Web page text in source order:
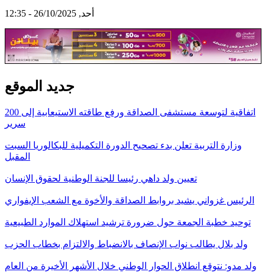
أحد, 26/10/2025 - 12:35
جديد الموقع
اتفاقية لتوسعة مستشفى الصداقة ورفع طاقته الاستيعابية إلى 200
سرير
وزارة التربية تعلن بدء تصحيح الدورة التكميلية للبكالوريا السبت
المقبل
تعيين ولد داهي رئيسا للجنة الوطنية لحقوق الإنسان
الرئيس غزواني يشيد بروابط الصداقة والأخوة مع الشعب الإيفواري
توحيد خطبة الجمعة حول ضرورة ترشيد استهلاك الموارد الطبيعية
ولد بلال يطالب نواب الإنصاف بالانضباط والالتزام بخطاب الحزب
ولد مدو: نتوقع انطلاق الحوار الوطني خلال الأشهر الأخيرة من العام